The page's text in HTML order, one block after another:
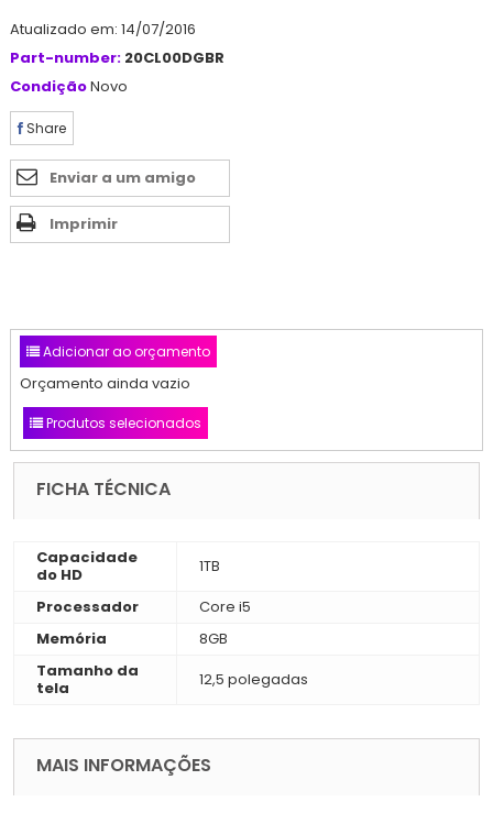
Atualizado em: 14/07/2016
Part-number: 20CL00DGBR
CondiçãoNovo
Share
Enviar a um amigo
Imprimir
Adicionar ao orçamento
Orçamento ainda vazio
Produtos selecionados
FICHA TÉCNICA
Capacidade
do HD
1TB
Processador
Core i5
Memória
8GB
Tamanho da
tela
12,5 polegadas
MAIS INFORMAÇÕES